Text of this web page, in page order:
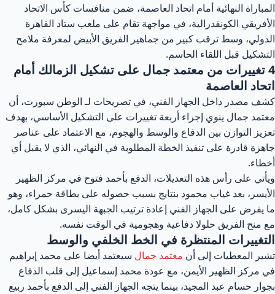
النهائية أمام اتحاد العاصمة، ضمن منافسات كأس الاتحاد
الكونفدرالية، في مواجهة تقام على ملعب ستاد القاهرة
وسط ترقب كبير من جماهير الفريق الأبيض لمعرفة ملامح
قبل اللقاء الحاسم.
4 تغييرات من معتمد جمال على تشكيل الزمالك أمام
العاصمة
مصدر داخل الجهاز الفني، في تصريحات لـ الوطن سبورت، أن
جمال ينوي إجراء أربعة تغييرات على التشكيل الأساسي، بهدف
التوازن بين الدفاع والوسط والهجوم، مع الاعتماد على عناصر
قادرة على تنفيذ الخطة المطلوبة في النهائي، الذي لا يقبل أي
على رأس هذه التعديلات، الدفع بأحمد فتوح في مركز الظهير
بعد غياب محمود بنتايج بسبب حصوله على بطاقة حمراء، وهو
يفرض على الجهاز الفني إعادة ترتيب الجبهة اليسرى بشكل كامل،
منح الفريق حلولا دفاعية وهجومية في الوقت نفسه.
المنتظرة في الخط الخلفي والوسط
المعطيات إلى أنمعتمد جمال سيعتمد أيضا على محمد إبراهيم
مركز الظهير الأيمن، مع عودة محمد إسماعيل إلى قلب الدفاع
حسام عبد المجيد، بينما يتجه الجهاز الفني إلى الدفع بأحمد ربيع